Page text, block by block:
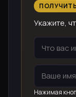
Укажите,
Нажимая